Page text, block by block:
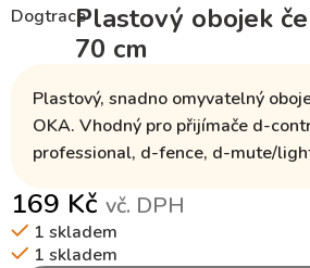
DogtracePlastový obojek
70 cm
Plastový, snadno omyvatelný
OKA. Vhodný pro přijímače d-
professional, d-fence, d-mute/
169 Kč vč. DPH
1 skladem
1 skladem